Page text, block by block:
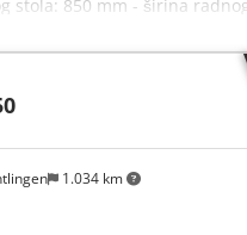
stola: 850 mm - širina
dimenzije (d/š/v):
za obrezivanje dasaka -
prema kursu 4,20 EUR
1.034 km